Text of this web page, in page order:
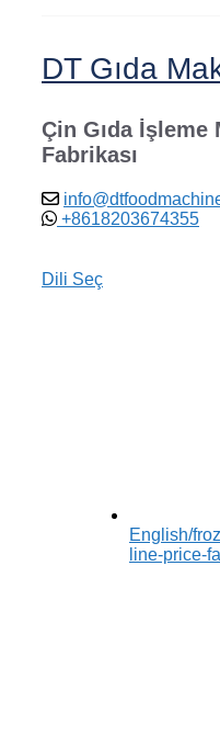
DT Gıda
Çin Gıda İşleme
Fabrikası
+8618203674355
Dili Seç
English/
line-price-